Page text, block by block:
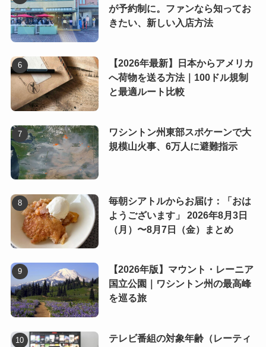
が予約制に。ファンなら知ってお
きたい、新しい入店方法
【2026年最新】日本からアメリカ
へ荷物を送る方法｜100ドル規制
と最適ルート比較
ワシントン州東部スポケーンで大
規模山火事、6万人に避難指示
毎朝シアトルからお届け：「おは
ようございます」 2026年8月3日
（月）〜8月7日（金）まとめ
【2026年版】マウント・レーニア
国立公園｜ワシントン州の最高峰
を巡る旅
テレビ番組の対象年齢（レーティ